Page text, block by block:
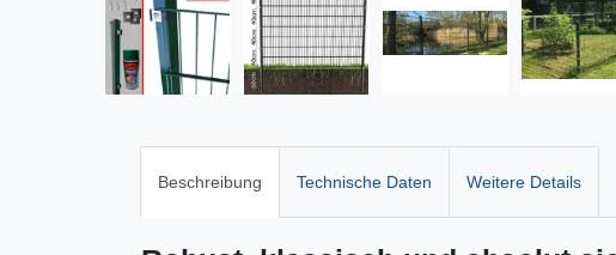
Beschreibung Technische Daten Weitere Details